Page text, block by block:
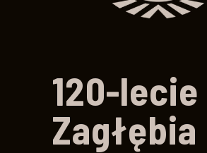
120-lecie
Zagłębia